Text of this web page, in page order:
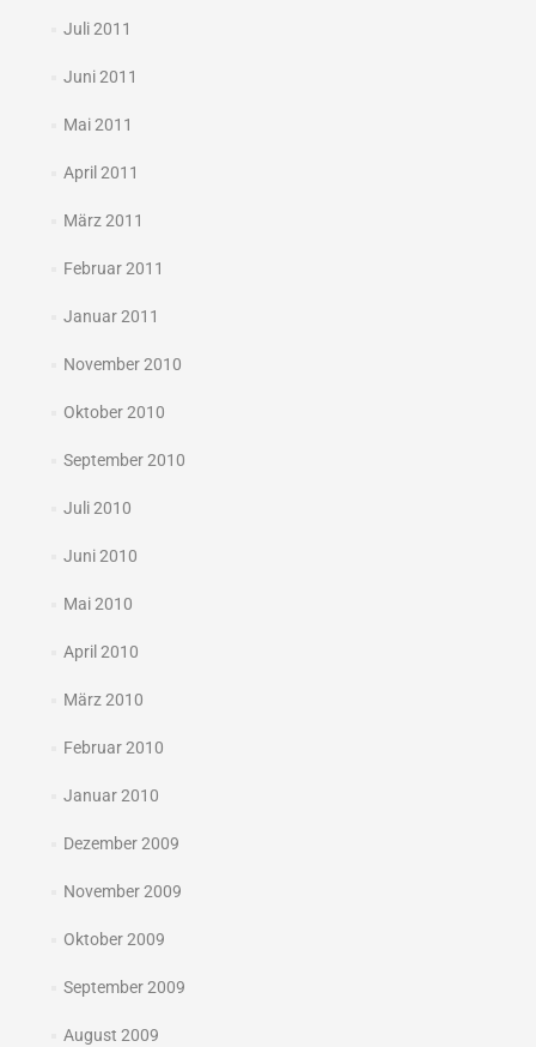
Juli 2011
Juni 2011
Mai 2011
April 2011
März 2011
Februar 2011
Januar 2011
November 2010
Oktober 2010
September 2010
Juli 2010
Juni 2010
Mai 2010
April 2010
März 2010
Februar 2010
Januar 2010
Dezember 2009
November 2009
Oktober 2009
September 2009
August 2009